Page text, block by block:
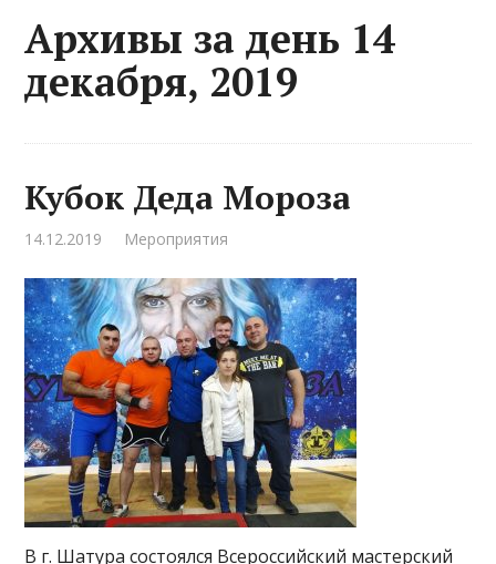
Архивы за день 14
декабря, 2019
Кубок Деда Мороза
14.12.2019 Мероприятия
В г. Шатура состоялся Всероссийский мастерский